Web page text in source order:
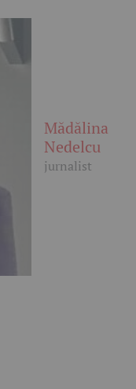
Mădălina
Nedelcu
jurnalist